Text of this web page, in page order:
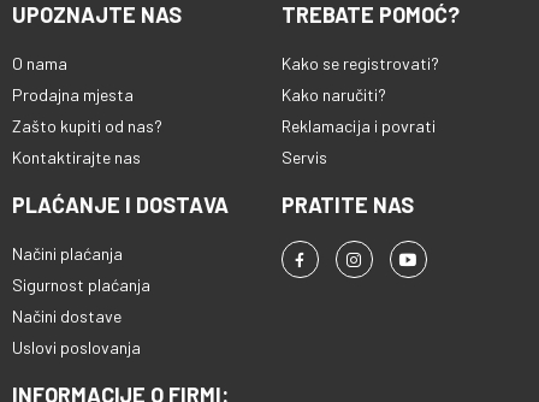
UPOZNAJTE NAS
O nama
Prodajna mjesta
Zašto kupiti od nas?
Kontaktirajte nas
TREBATE POMOĆ?
Kako se registrovati?
Kako naručiti?
Reklamacija i povrati
Servis
PLAĆANJE I DOSTAVA
Načini plaćanja
Sigurnost plaćanja
Načini dostave
Uslovi poslovanja
PRATITE NAS
INFORMACIJE O FIRMI: